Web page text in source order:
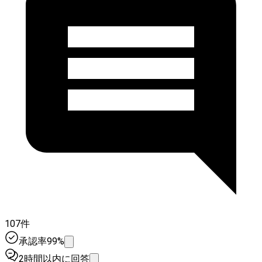
107件
承認率99%
2時間以内に回答